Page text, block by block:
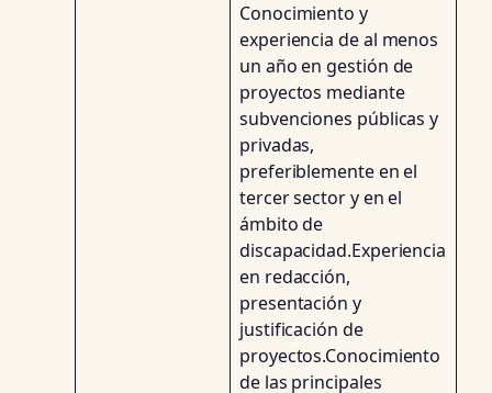
Conocimiento y
experiencia de al menos
un año en gestión de
proyectos mediante
subvenciones públicas y
privadas,
preferiblemente en el
tercer sector y en el
ámbito de
discapacidad.Experiencia
en redacción,
presentación y
justificación de
proyectos.Conocimiento
de las principales